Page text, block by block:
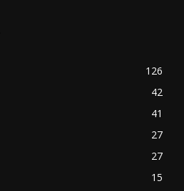
126
42
41
27
27
15